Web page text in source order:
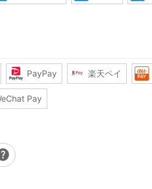
PayPay 楽天ペイ
Pay